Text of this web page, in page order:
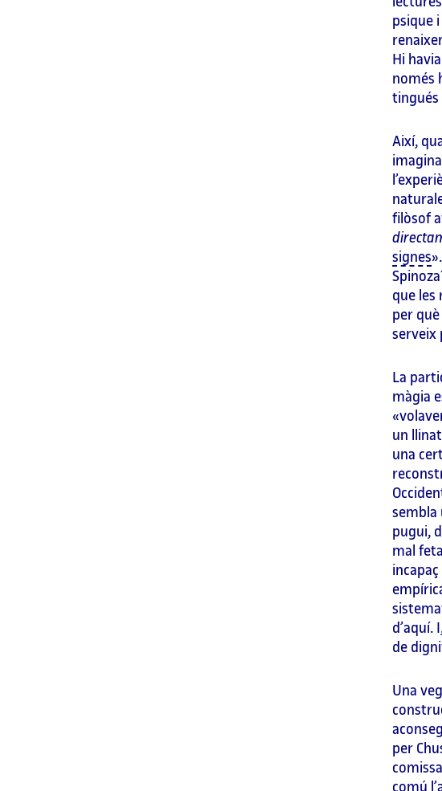
psique
Hi
només
tingués
Així,
filòsof
signes
que les
per
serveix
La
màgia
un
una
sembla
pugui,
mal
d’aquí.
de
Una
per
comú